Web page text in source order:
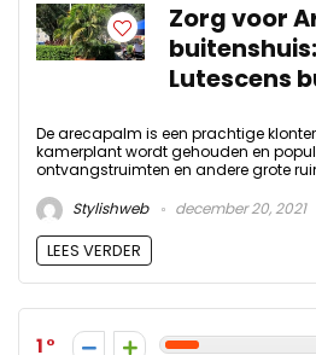
Zorg voor
Lutescens
De arecapalm is een prachtige
kamerplant wordt gehouden en
ontvangstruimten en andere grote
Stylishweb
december 20, 2021
LEES VERDER
1